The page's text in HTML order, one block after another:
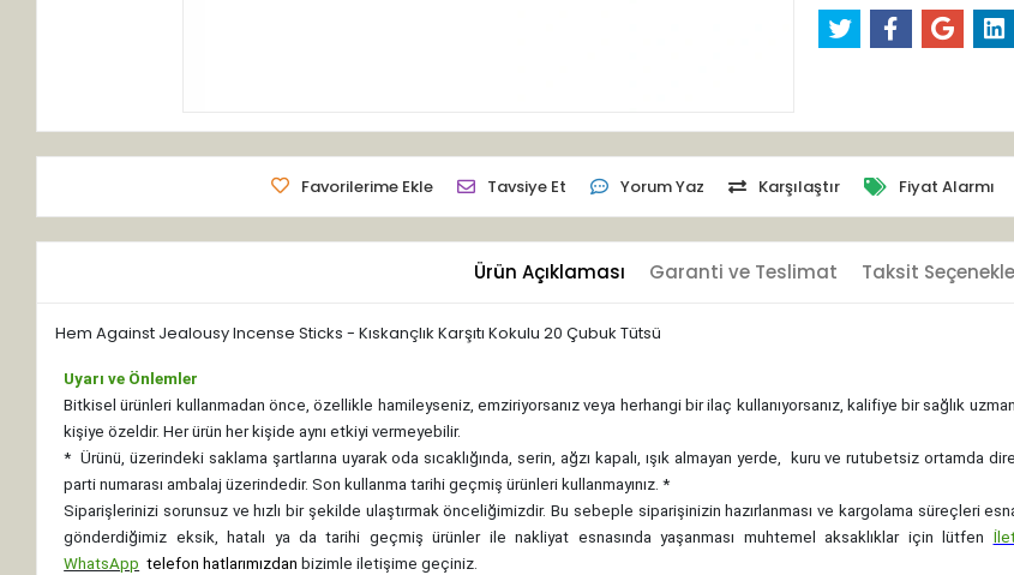
Favorilerime Ekle Tavsiye Et Yorum Yaz Karşılaştır Fiyat Alarmı
Ürün Açıklaması Garanti ve Teslimat Taksit
Hem Against Jealousy Incense Sticks - Kıskançlık Karşıtı Kokulu 20 Çubuk Tütsü
Uyarı ve Önlemler
Bitkisel ürünleri kullanmadan önce, özellikle hamileyseniz, emziriyorsanız veya herhangi bir ilaç kullanıyorsanız, kalifiye bir sağlık
kişiye özeldir. Her ürün her kişide aynı etkiyi vermeyebilir.
* Ürünü, üzerindeki saklama şartlarına uyarak oda sıcaklığında, serin, ağzı kapalı, ışık almayan yerde, kuru ve rutubetsiz ortamda
parti numarası ambalaj üzerindedir. Son kullanma tarihi geçmiş ürünleri kullanmayınız. *
Siparişlerinizi sorunsuz ve hızlı bir şekilde ulaştırmak önceliğimizdir. Bu sebeple siparişinizin hazırlanması ve kargolama süreçleri
gönderdiğimiz eksik, hatalı ya da tarihi geçmiş ürünler ile nakliyat esnasında yaşanması muhtemel aksaklıklar için lütfen
WhatsApp telefon hatlarımızdan bizimle iletişime geçiniz.